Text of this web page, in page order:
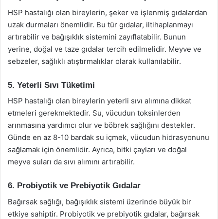
HSP hastalığı olan bireylerin, şeker ve işlenmiş gıdalardan
uzak durmaları önemlidir. Bu tür gıdalar, iltihaplanmayı
artırabilir ve bağışıklık sistemini zayıflatabilir. Bunun
yerine, doğal ve taze gıdalar tercih edilmelidir. Meyve ve
sebzeler, sağlıklı atıştırmalıklar olarak kullanılabilir.
5. Yeterli Sıvı Tüketimi
HSP hastalığı olan bireylerin yeterli sıvı alımına dikkat
etmeleri gerekmektedir. Su, vücudun toksinlerden
arınmasına yardımcı olur ve böbrek sağlığını destekler.
Günde en az 8-10 bardak su içmek, vücudun hidrasyonunu
sağlamak için önemlidir. Ayrıca, bitki çayları ve doğal
meyve suları da sıvı alımını artırabilir.
6. Probiyotik ve Prebiyotik Gıdalar
Bağırsak sağlığı, bağışıklık sistemi üzerinde büyük bir
etkiye sahiptir. Probiyotik ve prebiyotik gıdalar, bağırsak